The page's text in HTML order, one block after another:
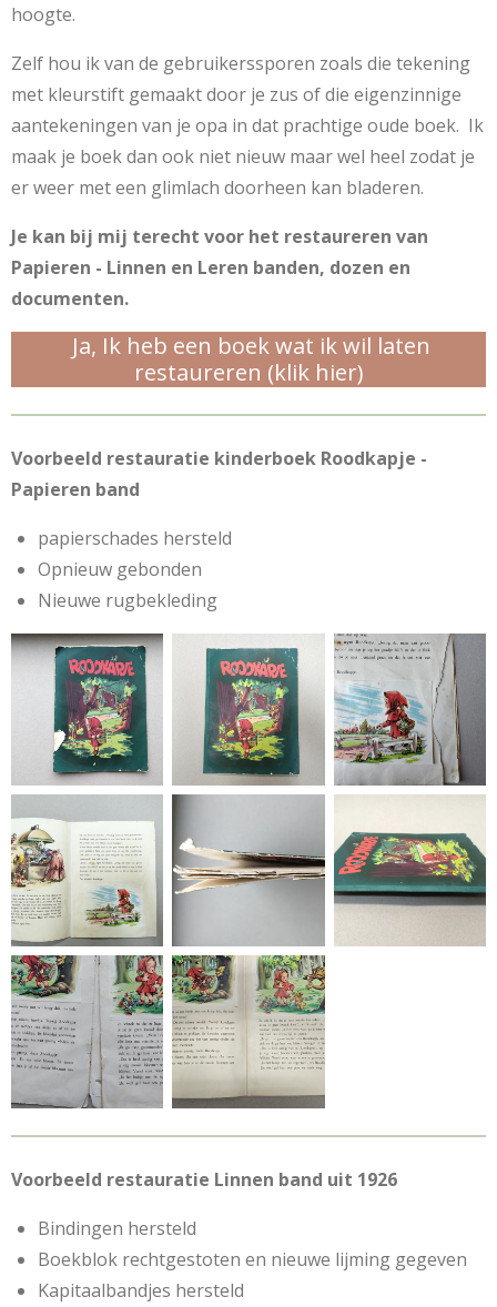
hoogte.
Zelf hou ik van de gebruikerssporen zoals die tekening
met kleurstift gemaakt door je zus of die eigenzinnige
aantekeningen van je opa in dat prachtige oude boek. Ik
maak je boek dan ook niet nieuw maar wel heel zodat je
er weer met een glimlach doorheen kan bladeren.
Je kan bij mij terecht voor het restaureren van
Papieren - Linnen en Leren banden, dozen en
documenten.
Ja, Ik heb een boek wat ik wil laten
restaureren (klik hier)
Voorbeeld restauratie kinderboek Roodkapje -
Papieren band
papierschades hersteld
Opnieuw gebonden
Nieuwe rugbekleding
Voorbeeld restauratie Linnen band uit 1926
Bindingen hersteld
Boekblok rechtgestoten en nieuwe lijming gegeven
Kapitaalbandjes hersteld